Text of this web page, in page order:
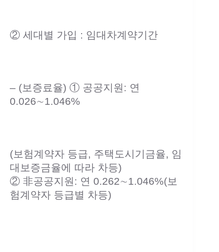
② 세대별 가입 : 임대차계약기간
– (보증료율) ① 공공지원: 연
0.026∼1.046%
(보험계약자 등급, 주택도시기금율, 임
대보증금율에 따라 차등)
② 非공공지원: 연 0.262∼1.046%(보
험계약자 등급별 차등)